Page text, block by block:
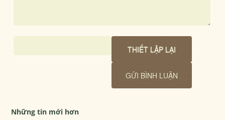
Những tin mới hơn